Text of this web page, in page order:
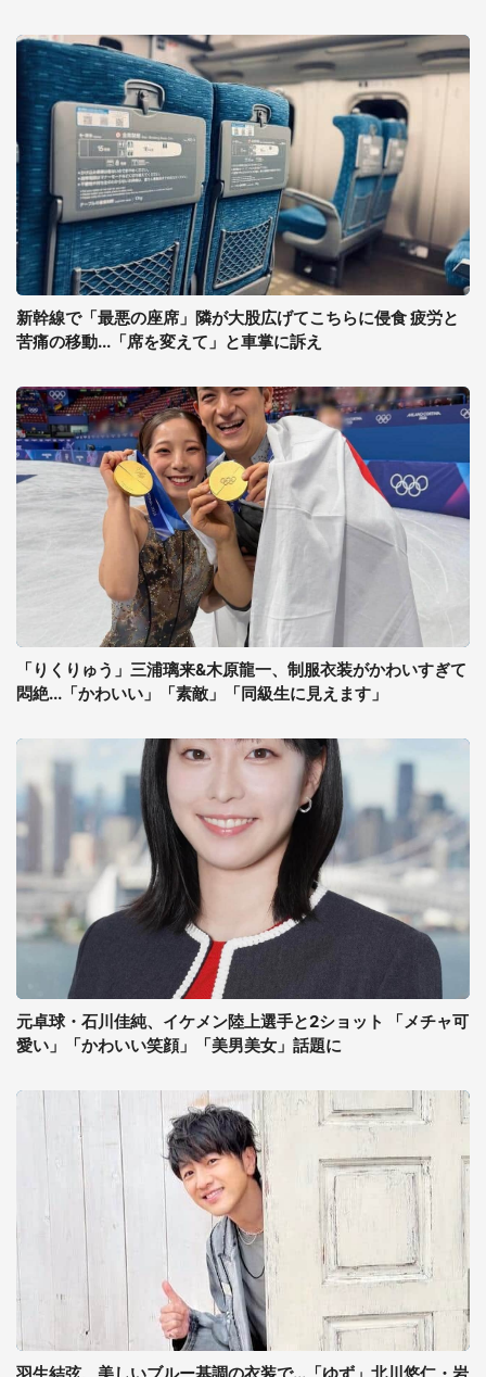
新幹線で「最悪の座席」隣が大股広げてこちらに侵食 疲労と
苦痛の移動...「席を変えて」と車掌に訴え
「りくりゅう」三浦璃来&木原龍一、制服衣装がかわいすぎて
悶絶...「かわいい」「素敵」「同級生に見えます」
元卓球・石川佳純、イケメン陸上選手と2ショット 「メチャ可
愛い」「かわいい笑顔」「美男美女」話題に